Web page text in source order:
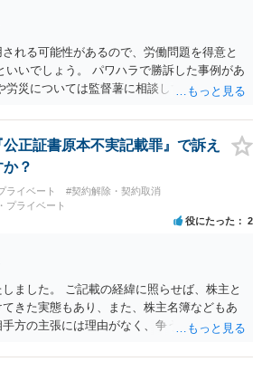
刑事事件として立件される可能性は極めて
察からの連絡について 警察は「民事不介
約トラブルなどの個人間の紛争に介入する
、事件性があるかどうかを判断するため
ことがあります。その場合には誠実な事実
れる可能性があるので、労働問題を得意と
いいでしょう。 パワハラで勝訴した事例があ
労災については監督薯に相談してみるといい
公正証書原本不実記載罪』で訴え
？
ライベート
#契約解除・契約取消
プライベート
役にたった 2
ました。 ご記載の経緯に照らせば、株主と
きた実態もあり、また、株主名簿などもあ
方の主張には理由がなく、争う余地はある
などで実施し、正式に権利関係を明らかに